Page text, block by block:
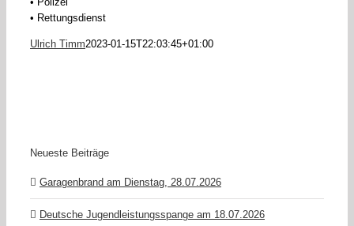
• Rettungsdienst
Ulrich Timm2023-01-15T22:03:45+01:00
Neueste Beiträge
Garagenbrand am Dienstag, 28.07.2026
Deutsche Jugendleistungsspange am 18.07.2026